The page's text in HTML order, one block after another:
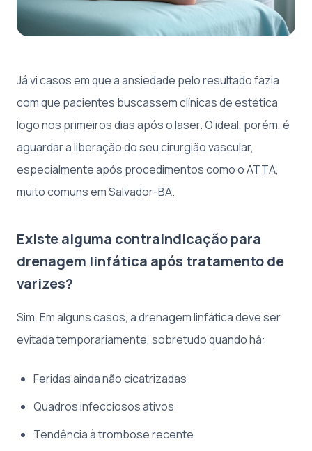
Já vi casos em que a ansiedade pelo resultado fazia
com que pacientes buscassem clínicas de estética
logo nos primeiros dias após o laser. O ideal, porém, é
aguardar a liberação do seu cirurgião vascular,
especialmente após procedimentos como o ATTA,
muito comuns em Salvador-BA.
Existe alguma contraindicação para
drenagem linfática após tratamento de
varizes?
Sim. Em alguns casos, a drenagem linfática deve ser
evitada temporariamente, sobretudo quando há:
Feridas ainda não cicatrizadas
Quadros infecciosos ativos
Tendência à trombose recente